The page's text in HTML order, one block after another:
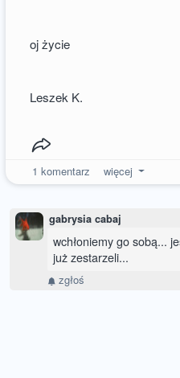
oj życie
Leszek K.
1 komentarz więcej
gabrysia cabaj
wchłoniemy go sobą...
już zestarzeli...
zgłoś